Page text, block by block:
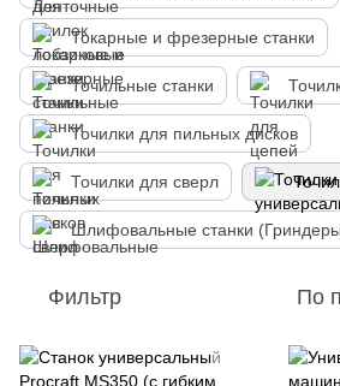
Токарные и фрезерные станки
Точильные станки
Точилки для пильных дисков
Точилки для сверл
Шлифовальные станки
Фильтр По